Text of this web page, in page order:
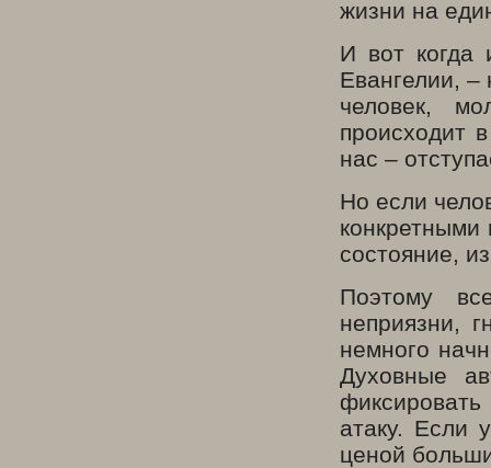
жизни на
И вот когда
Евангелии, –
человек,
происходит
нас –
Но если
конкретными
состояние,
Поэтому
неприязни,
немного
Духовные
атаку. Если
ценой